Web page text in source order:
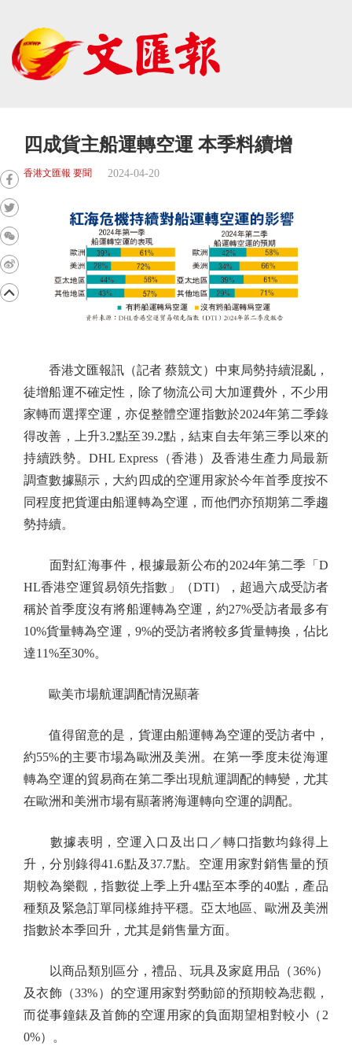
四成貨主船運轉空運 本季料續增
香港文匯報 要聞 2024-04-20
香港文匯報訊（記者 蔡競文）中東局勢持續混亂，
徒增船運不確定性，除了物流公司大加運費外，不少用
家轉而選擇空運，亦促整體空運指數於2024年第二季錄
得改善，上升3.2點至39.2點，結束自去年第三季以來的
持續跌勢。DHL Express（香港）及香港生產力局最新
調查數據顯示，大約四成的空運用家於今年首季度按不
同程度把貨運由船運轉為空運，而他們亦預期第二季趨
勢持續。
面對紅海事件，根據最新公布的2024年第二季「D
HL香港空運貿易領先指數」（DTI），超過六成受訪者
稱於首季度沒有將船運轉為空運，約27%受訪者最多有
10%貨量轉為空運，9%的受訪者將較多貨量轉換，佔比
達11%至30%。
歐美市場航運調配情況顯著
值得留意的是，貨運由船運轉為空運的受訪者中，
約55%的主要市場為歐洲及美洲。在第一季度未從海運
轉為空運的貿易商在第二季出現航運調配的轉變，尤其
在歐洲和美洲市場有顯著將海運轉向空運的調配。
數據表明，空運入口及出口／轉口指數均錄得上
升，分別錄得41.6點及37.7點。空運用家對銷售量的預
期較為樂觀，指數從上季上升4點至本季的40點，產品
種類及緊急訂單同樣維持平穩。亞太地區、歐洲及美洲
指數於本季回升，尤其是銷售量方面。
以商品類別區分，禮品、玩具及家庭用品（36%）
及衣飾（33%）的空運用家對勞動節的預期較為悲觀，
而從事鐘錶及首飾的空運用家的負面期望相對較小（2
0%）。